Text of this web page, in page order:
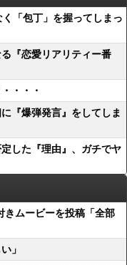
「包丁」を握ってしまっ
『恋愛リアリティー番
・・・
『爆弾発言』をしてしま
した『理由』、ガチでヤ
きムービーを投稿「全部
」